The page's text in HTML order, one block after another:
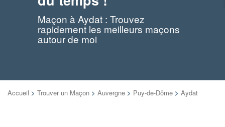
Maçon à Aydat : Trouvez
rapidement les meilleurs maçons
autour de moi
Accueil > Trouver un Maçon > Auvergne > Puy-de-Dôme > Aydat